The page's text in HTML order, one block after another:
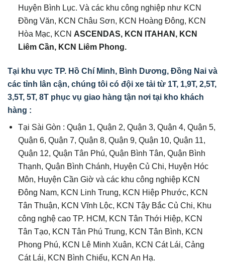
Huyện Bình Lục. Và các khu công nghiệp như KCN
Đồng Văn, KCN Châu Sơn, KCN Hoàng Đông, KCN
Hòa Mạc, KCN ASCENDAS, KCN ITAHAN, KCN
Liêm Cần, KCN Liêm Phong.
Tại khu vực TP. Hồ Chí Minh, Bình Dương, Đồng Nai và
các tỉnh lân cận, chúng tôi có đội xe tải từ 1T, 1,9T, 2,5T,
3,5T, 5T, 8T phục vụ giao hàng tận nơi tại kho khách
hàng :
Tại Sài Gòn : Quận 1, Quận 2, Quận 3, Quận 4, Quận 5,
Quận 6, Quận 7, Quận 8, Quận 9, Quận 10, Quận 11,
Quận 12, Quận Tân Phú, Quận Bình Tân, Quận Bình
Thạnh, Quận Bình Chánh, Huyện Củ Chi, Huyện Hóc
Môn, Huyện Cần Giờ và các khu công nghiệp KCN
Đông Nam, KCN Linh Trung, KCN Hiệp Phước, KCN
Tân Thuận, KCN Vĩnh Lộc, KCN Tậy Bắc Củ Chi, Khu
công nghệ cao TP. HCM, KCN Tân Thới Hiệp, KCN
Tân Tạo, KCN Tân Phú Trung, KCN Tân Bình, KCN
Phong Phú, KCN Lê Minh Xuân, KCN Cát Lái, Cảng
Cát Lái, KCN Bình Chiểu, KCN An Hạ.